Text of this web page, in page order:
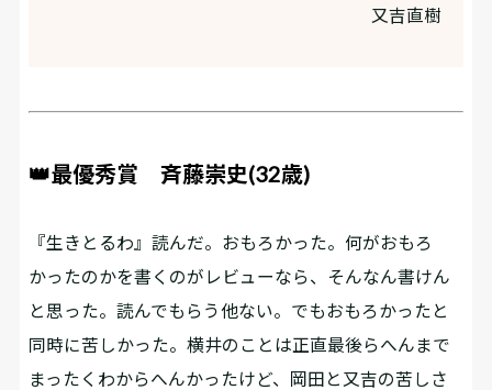
又吉直樹
👑最優秀賞 斉藤崇史(32歳)
『生きとるわ』読んだ。おもろかった。何がおもろ
かったのかを書くのがレビューなら、そんなん書けん
と思った。読んでもらう他ない。でもおもろかったと
同時に苦しかった。横井のことは正直最後らへんまで
まったくわからへんかったけど、岡田と又吉の苦しさ